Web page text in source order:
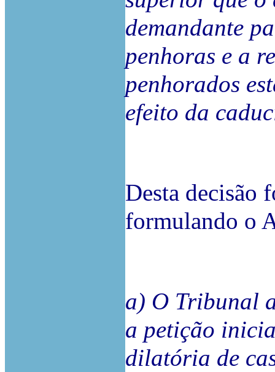
demandante
penhoras e a
penhorados
efeito da
Desta decisão
formulando o
a) O Tribunal
a petição
dilatória de